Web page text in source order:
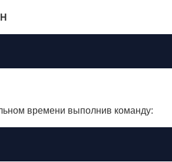
времени выполнив команду: